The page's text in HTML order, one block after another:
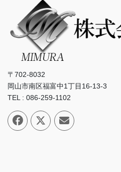
〒702-8032
岡山市南区福富中1丁目16-13-3
TEL : 086-259-1102